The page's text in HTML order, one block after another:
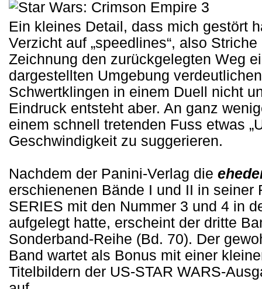
Ein kleines Detail, dass mich gestört
Verzicht auf „speedlines“, also
Zeichnung den zurückgelegten Weg
dargestellten Umgebung
Schwertklingen in einem Duell nicht
Eindruck entsteht aber. An ganz
einem schnell tretenden Fuss etwas
Geschwindigkeit zu suggerieren.
Nachdem der Panini-Verlag die
erschienenen Bände I und II in seiner
SERIES mit den Nummer 3 und 4 in
aufgelegt hatte, erscheint der dritte
Sonderband-Reihe (Bd. 70). Der
Band wartet als Bonus mit einer
Titelbildern der US-STAR WARS-